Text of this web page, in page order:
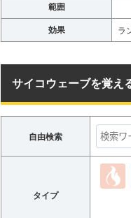
範囲
効果 ラ
サイコウェーブを覚え
自由検索
タイプ